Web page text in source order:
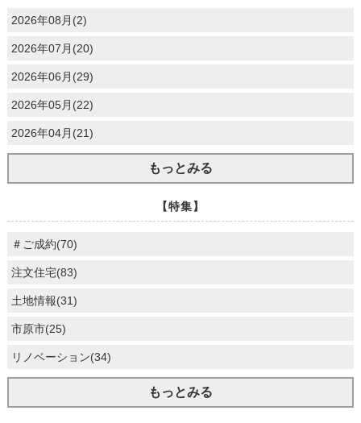
2026年08月(2)
2026年07月(20)
2026年06月(29)
2026年05月(22)
2026年04月(21)
もっとみる
【特集】
＃ご成約(70)
注文住宅(83)
土地情報(31)
市原市(25)
リノベーション(34)
もっとみる